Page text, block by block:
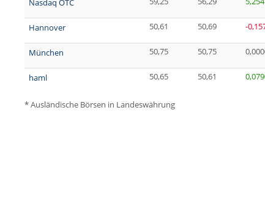
Nasdaq OTC
Hannover 50,61 50,69 -
München 50,75 50,75
haml 50,65 50,61
* Ausländische Börsen in Landeswährung